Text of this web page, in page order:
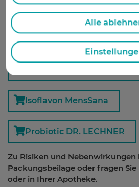
Alle
Vagisan Cremolum
Isoflavon MensSana
Probiotic DR. LECHNER
Zu Risiken und Nebenwirkungen
Packungsbeilage oder fragen
oder in Ihrer Apotheke.